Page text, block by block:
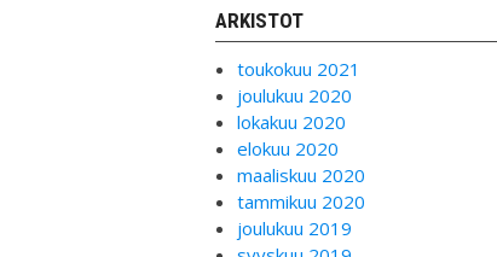
ARKISTOT
toukokuu 2021
joulukuu 2020
lokakuu 2020
elokuu 2020
maaliskuu 2020
tammikuu 2020
joulukuu 2019